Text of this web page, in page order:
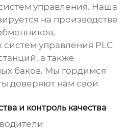
управления. Наша
на производстве
управления PLC
а также
баков. Мы гордимся
доверяют нам свои
и контроль качества